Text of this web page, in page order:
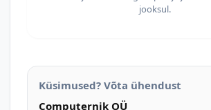
jooksul.
Küsimused? Võta ühendust
Computernik OÜ